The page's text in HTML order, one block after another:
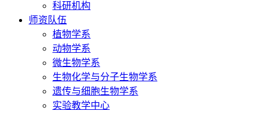
科研机构
师资队伍
植物学系
动物学系
微生物学系
生物化学与分子生物学系
遗传与细胞生物学系
实验教学中心